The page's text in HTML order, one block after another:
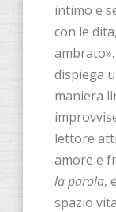
intimo e
con le
dispiega
maniera
lettore
amore e
la parola,
spazio